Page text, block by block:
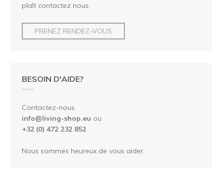
plaît contactez nous.
PRENEZ RENDEZ-VOUS
BESOIN D'AIDE?
Contactez-nous
info@living-shop.eu ou
+32 (0) 472 232 852
Nous sommes heureux de vous aider.